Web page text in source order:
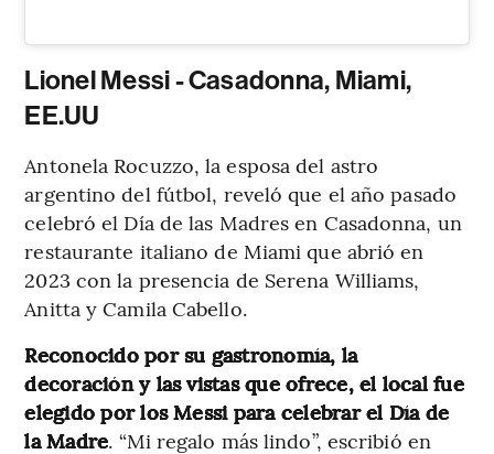
Lionel Messi - Casadonna, Miami,
EE.UU
Antonela Rocuzzo, la esposa del astro
argentino del fútbol, reveló que el año pasado
celebró el Día de las Madres en Casadonna, un
restaurante italiano de Miami que abrió en
2023 con la presencia de Serena Williams,
Anitta y Camila Cabello.
Reconocido por su gastronomía, la
decoración y las vistas que ofrece, el local fue
elegido por los Messi para celebrar el Día de
la Madre. “Mi regalo más lindo”, escribió en